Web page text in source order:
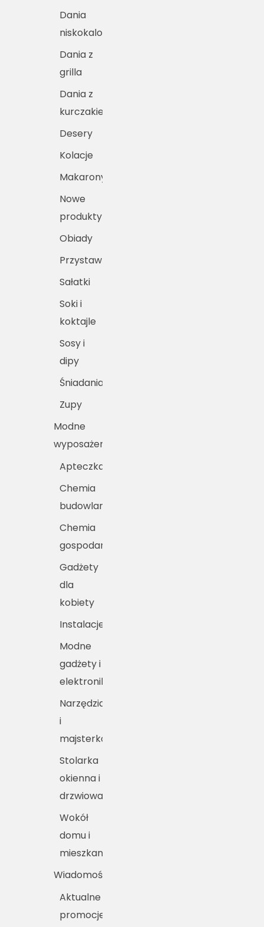
Dania
niskokaloryczne
Dania z
grilla
Dania z
kurczakiem
Desery
Kolacje
Makarony
Nowe
produkty
Obiady
Przystawki
Sałatki
Soki i
koktajle
Sosy i
dipy
Śniadania
Zupy
Modne
wyposażenie
Apteczka
Chemia
budowlana
Chemia
gospodarcza
Gadżety
dla
kobiety
Instalacje
Modne
gadżety i
elektronika
Narzędzia
i
majsterkowanie
Stolarka
okienna i
drzwiowa
Wokół
domu i
mieszkania
Wiadomości
Aktualne
promocje